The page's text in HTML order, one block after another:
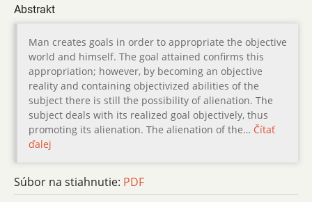
Abstrakt
Man creates goals in order to appropriate the objective
world and himself. The goal attained confirms this
appropriation; however, by becoming an objective
reality and containing objectivized abilities of the
subject there is still the possibility of alienation. The
subject deals with its realized goal objectively, thus
promoting its alienation. The alienation of the… Čítať
ďalej
Súbor na stiahnutie: PDF